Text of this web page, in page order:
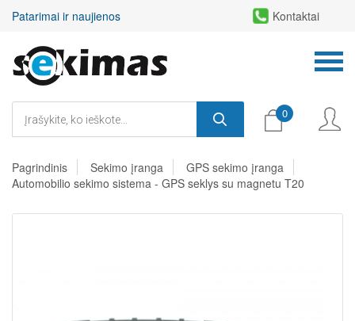
Kontaktai
Patarimai ir naujienos
0
Pagrindinis Sekimo įranga
GPS sekimo įranga
Automobilio sekimo sistema - GPS seklys su magnetu T20